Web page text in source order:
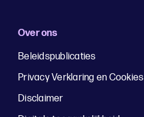
Over ons
Beleidspublicaties
Privacy Verklaring en Cookies
Disclaimer